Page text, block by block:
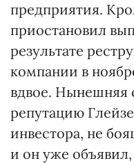
предприятия.
приостановил
результате
компании в
вдвое. Нынешняя
репутацию
инвестора, не
и он уже